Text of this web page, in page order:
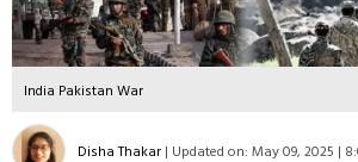
India Pakistan War
Disha Thakar | Updated on: May 09, 2025 |